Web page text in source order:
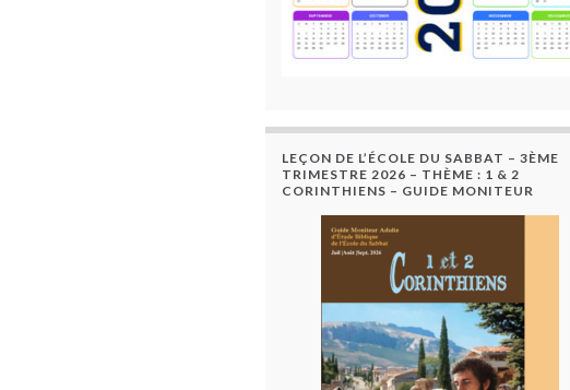
LEÇON DE L’ÉCOLE DU SABBAT – 3ÈME
TRIMESTRE 2026 – THÈME : 1 & 2
CORINTHIENS – GUIDE MONITEUR